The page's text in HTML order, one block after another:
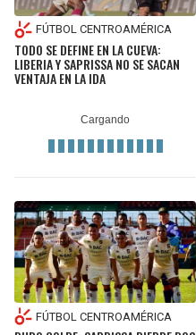
FÚTBOL CENTROAMÉRICA
TODO SE DEFINE EN LA CUEVA:
LIBERIA Y SAPRISSA NO SE SACAN
VENTAJA EN LA IDA
FÚTBOL CENTROAMÉRICA